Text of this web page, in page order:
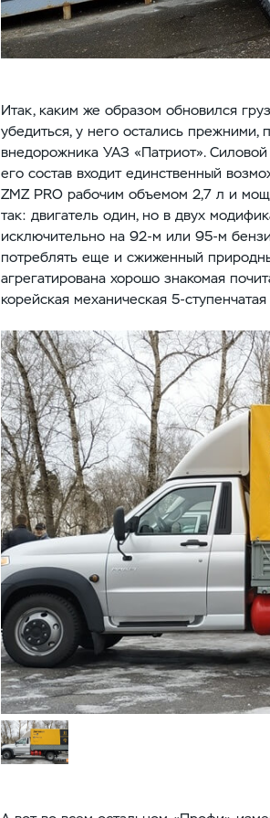
Итак, каким же образом обновился
убедиться, у него остались
внедорожника УАЗ «Патриот».
его состав входит единственный
ZMZ PRO рабочим объемом 2,7 л и
так: двигатель один, но в двух
исключительно на 92-м или 95-м
потреблять еще и сжиженный
агрегатирована хорошо знакомая
корейская механическая 5-